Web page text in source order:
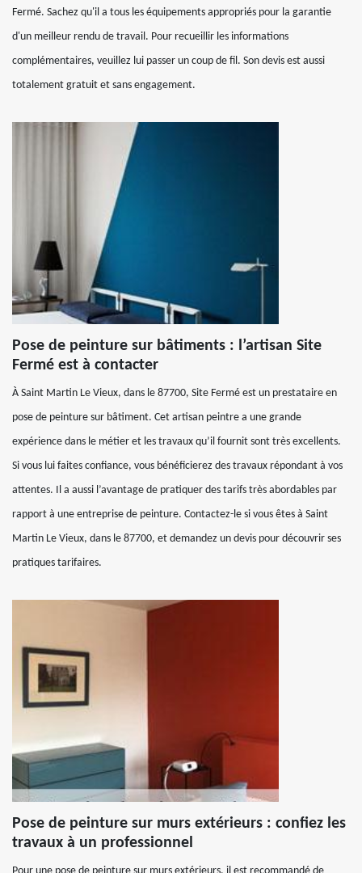
Fermé. Sachez qu'il a tous les équipements appropriés pour la garantie
d'un meilleur rendu de travail. Pour recueillir les informations
complémentaires, veuillez lui passer un coup de fil. Son devis est aussi
totalement gratuit et sans engagement.
Pose de peinture sur bâtiments : l’artisan Site
Fermé est à contacter
À Saint Martin Le Vieux, dans le 87700, Site Fermé est un prestataire en
pose de peinture sur bâtiment. Cet artisan peintre a une grande
expérience dans le métier et les travaux qu’il fournit sont très excellents.
Si vous lui faites confiance, vous bénéficierez des travaux répondant à vos
attentes. Il a aussi l’avantage de pratiquer des tarifs très abordables par
rapport à une entreprise de peinture. Contactez-le si vous êtes à Saint
Martin Le Vieux, dans le 87700, et demandez un devis pour découvrir ses
pratiques tarifaires.
Pose de peinture sur murs extérieurs : confiez les
travaux à un professionnel